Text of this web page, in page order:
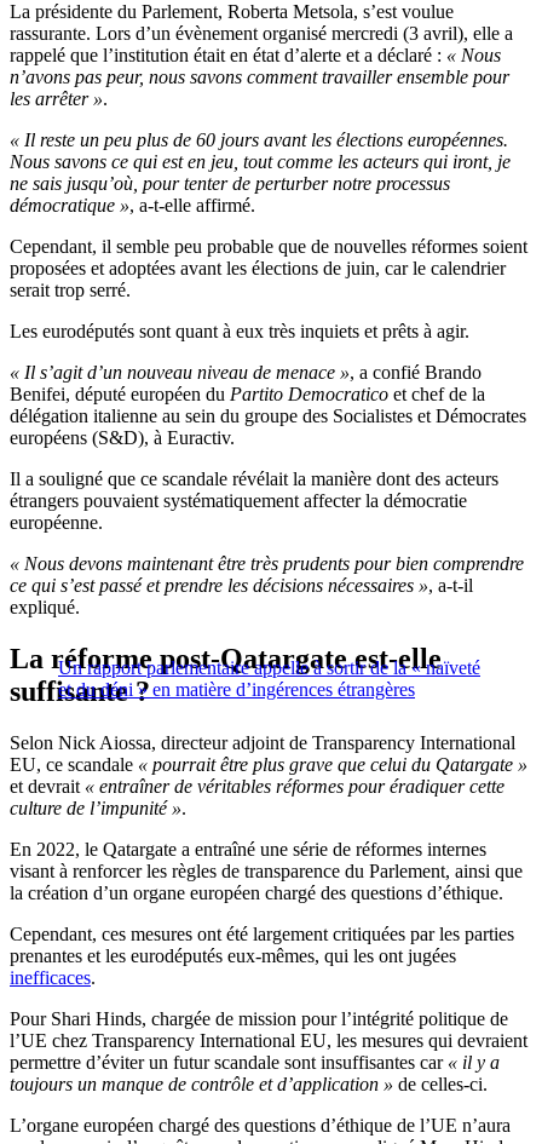
La présidente du Parlement, Roberta Metsola, s’est voulue
rassurante. Lors d’un évènement organisé mercredi (3 avril), elle a
rappelé que l’institution était en état d’alerte et a déclaré : « Nous
n’avons pas peur, nous savons comment travailler ensemble pour
les arrêter ».
« Il reste un peu plus de 60 jours avant les élections européennes.
Nous savons ce qui est en jeu, tout comme les acteurs qui iront, je
ne sais jusqu’où, pour tenter de perturber notre processus
démocratique », a-t-elle affirmé.
Cependant, il semble peu probable que de nouvelles réformes soient
proposées et adoptées avant les élections de juin, car le calendrier
serait trop serré.
Les eurodéputés sont quant à eux très inquiets et prêts à agir.
« Il s’agit d’un nouveau niveau de menace », a confié Brando
Benifei, député européen du Partito Democratico et chef de la
délégation italienne au sein du groupe des Socialistes et Démocrates
européens (S&D), à Euractiv.
Il a souligné que ce scandale révélait la manière dont des acteurs
étrangers pouvaient systématiquement affecter la démocratie
européenne.
« Nous devons maintenant être très prudents pour bien comprendre
ce qui s’est passé et prendre les décisions nécessaires », a-t-il
expliqué.
Un rapport parlementaire appelle à sortir de la « naïveté
et du déni » en matière d’ingérences étrangères
La réforme post-Qatargate est-elle
suffisante ?
Selon Nick Aiossa, directeur adjoint de Transparency International
EU, ce scandale « pourrait être plus grave que celui du Qatargate »
et devrait « entraîner de véritables réformes pour éradiquer cette
culture de l’impunité ».
En 2022, le Qatargate a entraîné une série de réformes internes
visant à renforcer les règles de transparence du Parlement, ainsi que
la création d’un organe européen chargé des questions d’éthique.
Cependant, ces mesures ont été largement critiquées par les parties
prenantes et les eurodéputés eux-mêmes, qui les ont jugées
inefficaces.
Pour Shari Hinds, chargée de mission pour l’intégrité politique de
l’UE chez Transparency International EU, les mesures qui devraient
permettre d’éviter un futur scandale sont insuffisantes car « il y a
toujours un manque de contrôle et d’application » de celles-ci.
L’organe européen chargé des questions d’éthique de l’UE n’aura